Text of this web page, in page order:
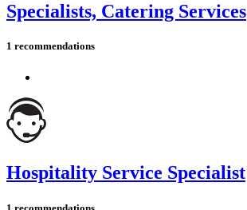
Specialists, Catering Services
1 recommendations
Hospitality Service Specialist